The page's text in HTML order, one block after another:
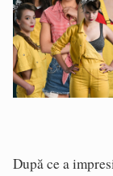
După ce a